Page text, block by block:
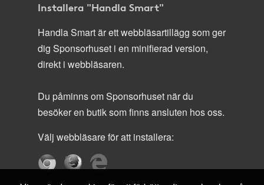
Installera "Handla Smart"
Handla Smart är ett webbläsartillägg som ger
dig Sponsorhuset i en minifierad version,
direkt i webbläsaren.
Du påminns om Sponsorhuset när du
besöker en butik som finns ansluten hos oss.
Välj webbläsare för att installera: